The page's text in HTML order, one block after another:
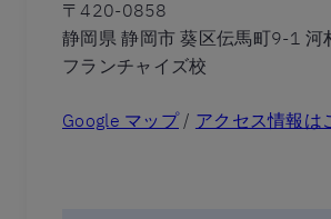
〒420-0858
静岡県 静岡市 葵区伝馬町9-1
フランチャイズ校
Google マップ/ アクセス情報は